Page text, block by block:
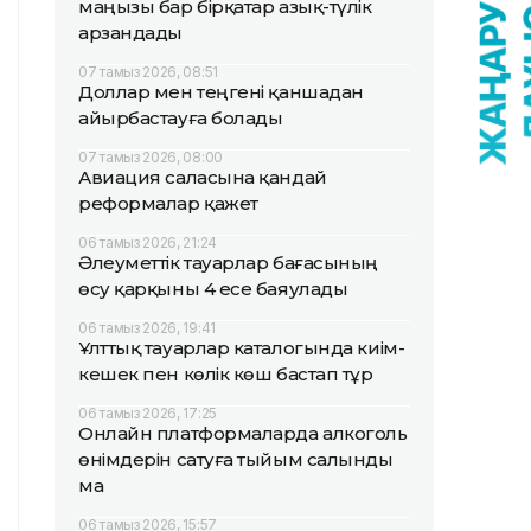
маңызы бар бірқатар азық-түлік
арзандады
07 тамыз 2026, 08:51
Доллар мен теңгені қаншадан
айырбастауға болады
07 тамыз 2026, 08:00
Авиация саласына қандай
реформалар қажет
06 тамыз 2026, 21:24
Әлеуметтік тауарлар бағасының
өсу қарқыны 4 есе баяулады
06 тамыз 2026, 19:41
Ұлттық тауарлар каталогында киім-
кешек пен көлік көш бастап тұр
06 тамыз 2026, 17:25
Онлайн платформаларда алкоголь
өнімдерін сатуға тыйым салынды
ма
06 тамыз 2026, 15:57